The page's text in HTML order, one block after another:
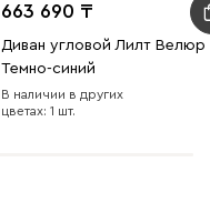
663 690
Диван угловой Лилт Велюр
Темно-синий
В наличии в других
цветах: 1 шт.